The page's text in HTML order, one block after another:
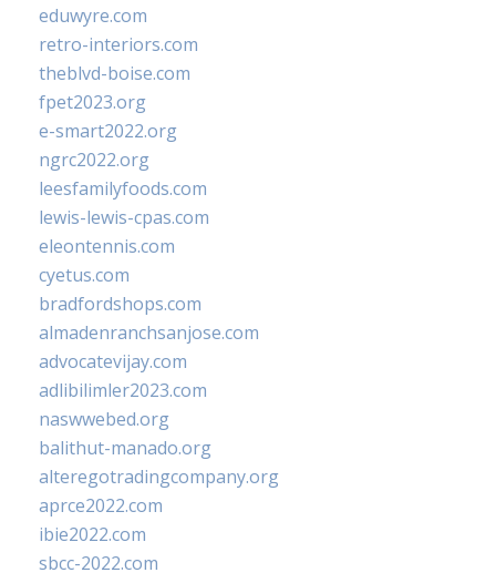
eduwyre.com
retro-interiors.com
theblvd-boise.com
fpet2023.org
e-smart2022.org
ngrc2022.org
leesfamilyfoods.com
lewis-lewis-cpas.com
eleontennis.com
cyetus.com
bradfordshops.com
almadenranchsanjose.com
advocatevijay.com
adlibilimler2023.com
naswwebed.org
balithut-manado.org
alteregotradingcompany.org
aprce2022.com
ibie2022.com
sbcc-2022.com